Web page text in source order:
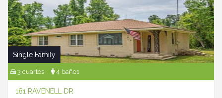
Single Family
3 cuartos 4 baños
181 RAVENELL DR